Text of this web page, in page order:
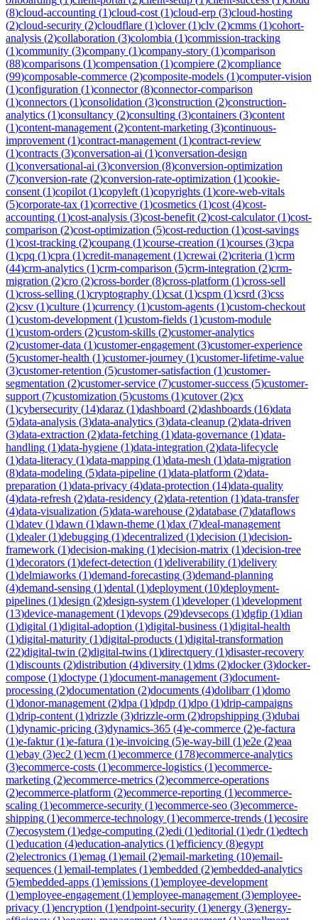
(8)cloud-accounting (1)cloud-cost (1)cloud-erp (3)cloud-hosting
(2)cloud-security (2)cloudflare (1)clover(1)clv (2)cmms (1)cohort-
analysis (2)collaboration (3)colombia (1)commission-tracking
(1)community (3)company (1)company-story (1)comparison
(88)comparisons (1)compensation (1)compiere (2)compliance
(99)composable-commerce (2)composite-models (1)computer-vision
(1)configuration (1)connector(8)connector-comparison
(1)connectors (1)consolidation (3)construction (2)construction-
analytics (1)consultancy (2)consulting (3)containers (3)content
(1)content-management (2)content-marketing (3)continuous-
improvement (1)contract-management (1)contract-review
(1)contracts (3)conversation-ai (1)conversation-design
(1)conversational-ai (3)conversion (8)conversion-optimization
(7)conversion-rate (2)conversion-rate-optimization (1)cookie-
consent (1)copilot (1)copyleft (1)copyrights (1)core-web-vitals
(5)corporate-tax (1)corrective (1)cosmetics (1)cost (4)cost-
accounting (1)cost-analysis (3)cost-benefit (2)cost-calculator(1)cost-
comparison (2)cost-optimization (5)cost-reduction (1)cost-savings
(1)cost-tracking (2)coupang (1)course-creation (1)courses (3)cpa
(1)cpq (1)cpra (1)credit-management (1)crewai (2)criteria (1)crm
(44)crm-analytics (1)crm-comparison (5)crm-integration (2)crm-
migration (2)cro (2)cross-border(8)cross-platform (1)cross-sell
(1)cross-selling (1)cryptography (1)csat (1)cspm (1)csrd (3)css
(2)csv (1)culture (1)currency (1)custom-agents (1)custom-checkout
(1)custom-development (1)custom-fields (1)custom-module
(1)custom-orders (2)custom-skills (2)customer-analytics
(2)customer-data (1)customer-engagement (3)customer-experience
(5)customer-health (1)customer-journey (1)customer-lifetime-value
(3)customer-retention (5)customer-satisfaction (1)customer-
segmentation (2)customer-service (7)customer-success (5)customer-
support (7)customization (5)customs (1)cutover(2)cx
(1)cybersecurity (14)daraz (1)dashboard (2)dashboards (16)data
(5)data-analysis (3)data-analytics (3)data-cleanup (2)data-driven
(3)data-extraction (2)data-fetching (1)data-governance (1)data-
handling (1)data-hygiene (1)data-integration (2)data-lifecycle
(1)data-literacy (1)data-mapping (1)data-mesh (1)data-migration
(8)data-modeling (5)data-pipeline (1)data-platform (2)data-
preparation (1)data-privacy (4)data-protection (14)data-quality
(4)data-refresh (2)data-residency (2)data-retention (1)data-transfer
(4)data-visualization (5)data-warehouse (2)database (7)dataflows
(1)datev (1)dawn (1)dawn-theme (1)dax (7)deal-management
(1)dealer(1)debugging (1)decentralized (1)decision (1)decision-
framework (1)decision-making (1)decision-matrix (1)decision-tree
(1)decorators (1)defect-detection (1)deliverability (1)delivery
(1)delmiaworks (1)demand-forecasting (3)demand-planning
(4)demand-sensing (1)dental (1)deployment (10)deployment-
pipelines (1)design (2)design-system (1)developer(1)development
(13)device-management (1)devops (29)devsecops (1)dgfip (1)dian
(1)digital (1)digital-adoption (1)digital-business (1)digital-health
(1)digital-maturity (1)digital-products (1)digital-transformation
(22)digital-twin (2)digital-twins (1)directquery (1)disaster-recovery
(1)discounts (2)distribution (4)diversity (1)dms (2)docker(3)docker-
compose (1)doctype (1)document-management (3)document-
processing (2)documentation (2)documents (4)dolibarr(1)domo
(1)donor-management (2)dpa (1)dpdp (1)dpo (1)drip-campaigns
(1)drip-content (1)drizzle (3)drizzle-orm (2)dropshipping (3)dubai
(1)dynamic-pricing (3)dynamics-365 (4)e-commerce (2)e-factura
(1)e-faktur(1)e-fatura (1)e-invoicing (5)e-way-bill (1)e2e (2)eaa
(1)ebay (3)ec2 (1)ecm (1)ecommerce (178)ecommerce-analytics
(3)ecommerce-costs (1)ecommerce-logistics (1)ecommerce-
marketing (2)ecommerce-metrics (2)ecommerce-operations
(2)ecommerce-platform (2)ecommerce-reporting (1)ecommerce-
scaling (1)ecommerce-security (1)ecommerce-seo (3)ecommerce-
shipping (1)ecommerce-technology (1)ecommerce-trends (1)ecosire
(7)ecosystem (1)edge-computing (2)edi (1)editorial (1)edr(1)edtech
(1)education (4)education-analytics (1)efficiency (8)egypt
(2)electronics (1)emag (1)email (2)email-marketing (10)email-
sequences (1)email-templates (1)embedded (2)embedded-analytics
(5)embedded-apps (1)emissions (1)employee-development
(1)employee-engagement (1)employee-management (3)employee-
privacy (1)encryption (1)endpoint-security (1)energy (3)energy-